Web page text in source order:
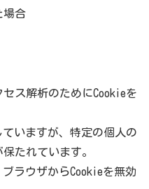
場合
ス解析のためにCookieを
いますが、特定の個人の
たれています。
ラウザからCookieを無効